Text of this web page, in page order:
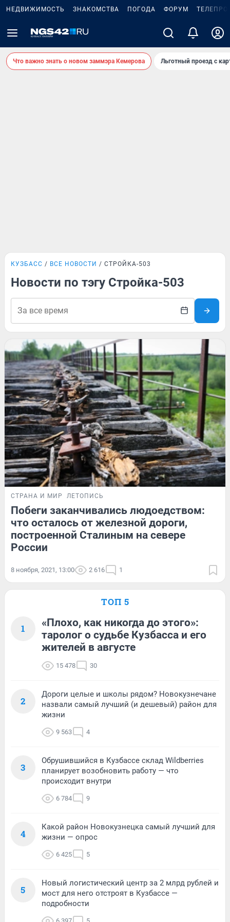
НЕДВИЖИМОСТЬ ЗНАКОМСТВА ПОГОДА ФОРУМ
Что важно знать о новом заммэра Кемерова Льготный проезд с
КУЗБАСС ВСЕ НОВОСТИ СТРОЙКА-503
Новости по тэгу Стройка-503
СТРАНА И МИР ЛЕТОПИСЬ
Побеги заканчивались людоедством:
что осталось от железной дороги,
построенной Сталиным на севере
России
8 ноября, 2021, 13:00 2 616 1
ТОП 5
1
«Плохо, как никогда до этого»:
таролог о судьбе Кузбасса и его
жителей в августе
15 478 30
2
Дороги целые и школы рядом? Новокузнечане
назвали самый лучший (и дешевый) район для
жизни
9 563 4
3
Обрушившийся в Кузбассе склад Wildberries
планирует возобновить работу — что
происходит внутри
6 784 9
4
Какой район Новокузнецка самый лучший для
жизни — опрос
6 425 5
5
Новый логистический центр за 2 млрд рублей и
мост для него отстроят в Кузбассе —
подробности